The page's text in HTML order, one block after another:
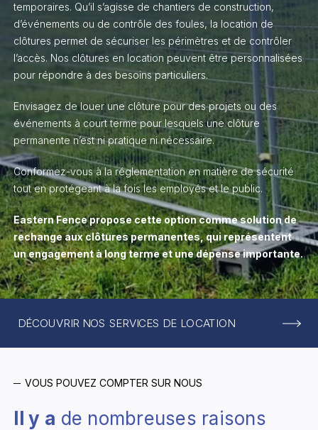
temporaires. Qu’il s’agisse de chantiers de construction,
d’événements ou de contrôle des foules, la location de
clôtures permet de sécuriser les périmètres et de contrôler
l’accès. Nos clôtures en location peuvent être personnalisées
pour répondre à des besoins particuliers.
Envisagez de louer une clôture pour des projets ou des
événements à court terme pour lesquels une clôture
permanente n’est ni pratique ni nécessaire.
Conformez-vous à la réglementation en matière de sécurité
tout en protégeant à la fois les employés et le public.
Eastern Fence propose cette option comme solution de
rechange aux clôtures permanentes, qui représentent
un engagement à long terme et une dépense importante.
DÉCOUVRIR NOS SERVICES DE LOCATION
VOUS POUVEZ COMPTER SUR NOUS
Il y a de nombreuses raisons